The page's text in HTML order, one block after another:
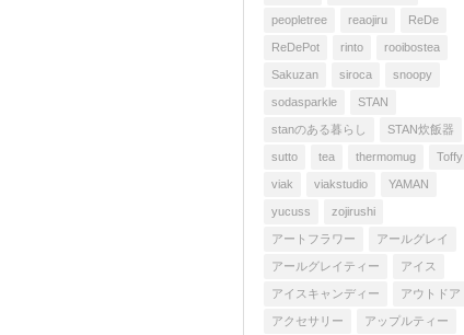
peopletree reaojiru ReDe
ReDePot rinto rooibostea
Sakuzan siroca snoopy
sodasparkle STAN
stanのある暮らし STAN炊飯器
sutto tea thermomug Toffy
viak viakstudio YAMAN
yucuss zojirushi
アートフラワー アールグレイ
アールグレイティー アイス
アイスキャンディー アウトドア
アクセサリー アップルティー